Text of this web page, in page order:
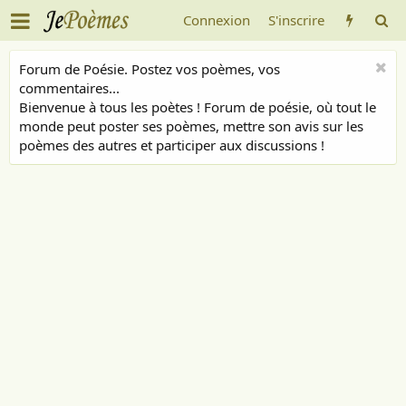
Connexion S'inscrire
Forum de Poésie. Postez vos poèmes, vos
commentaires...
Bienvenue à tous les poètes ! Forum de poésie, où tout le
monde peut poster ses poèmes, mettre son avis sur les
poèmes des autres et participer aux discussions !